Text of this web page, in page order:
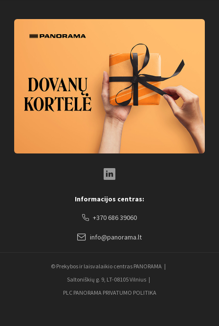
Informacijos centras:
+370 686 39060
info@panorama.lt
© Prekybos ir laisvalaikio centras PANORAMA
Saltoniškių g. 9, LT-08105 Vilnius
PLC PANORAMA PRIVATUMO POLITIKA